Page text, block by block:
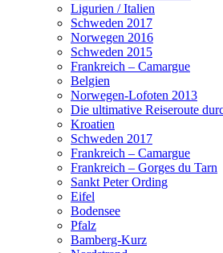
Ligurien / Italien
Schweden 2017
Norwegen 2016
Schweden 2015
Frankreich – Camargue
Belgien
Norwegen-Lofoten 2013
Die ultimative Reiseroute
Kroatien
Schweden 2017
Frankreich – Camargue
Frankreich – Gorges du Tarn
Sankt Peter Ording
Eifel
Bodensee
Pfalz
Bamberg-Kurz